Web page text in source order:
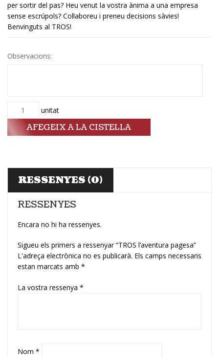
per sortir del pas? Heu venut la vostra ànima a una empresa
sense escrúpols? Col·laboreu i preneu decisions sàvies!
Benvinguts al TROS!
Observacions:
Quantitat unitat
AFEGEIX A LA CISTELLA
RESSENYES (0)
RESSENYES
Encara no hi ha ressenyes.
Sigueu els primers a ressenyar “TROS l’aventura pagesa”
L'adreça electrònica no es publicarà. Els camps necessaris
estan marcats amb *
La vostra ressenya *
Nom *